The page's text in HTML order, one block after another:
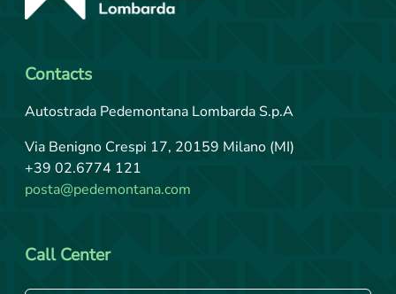
Contacts
Autostrada Pedemontana Lombarda S.p.A
Via Benigno Crespi 17, 20159 Milano (MI)
+39 02.6774 121
posta@pedemontana.com
Call Center